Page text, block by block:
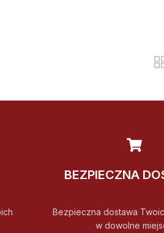
BEZPIECZNA
Bezpieczna dostawa
w dowolne